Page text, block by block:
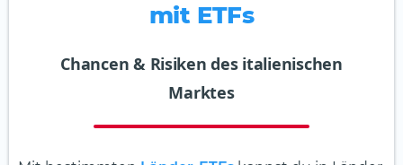
mit ETFs
Chancen & Risiken des italienischen
Marktes